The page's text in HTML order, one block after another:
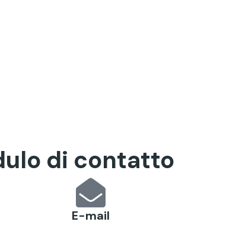
di contatto
E-mail